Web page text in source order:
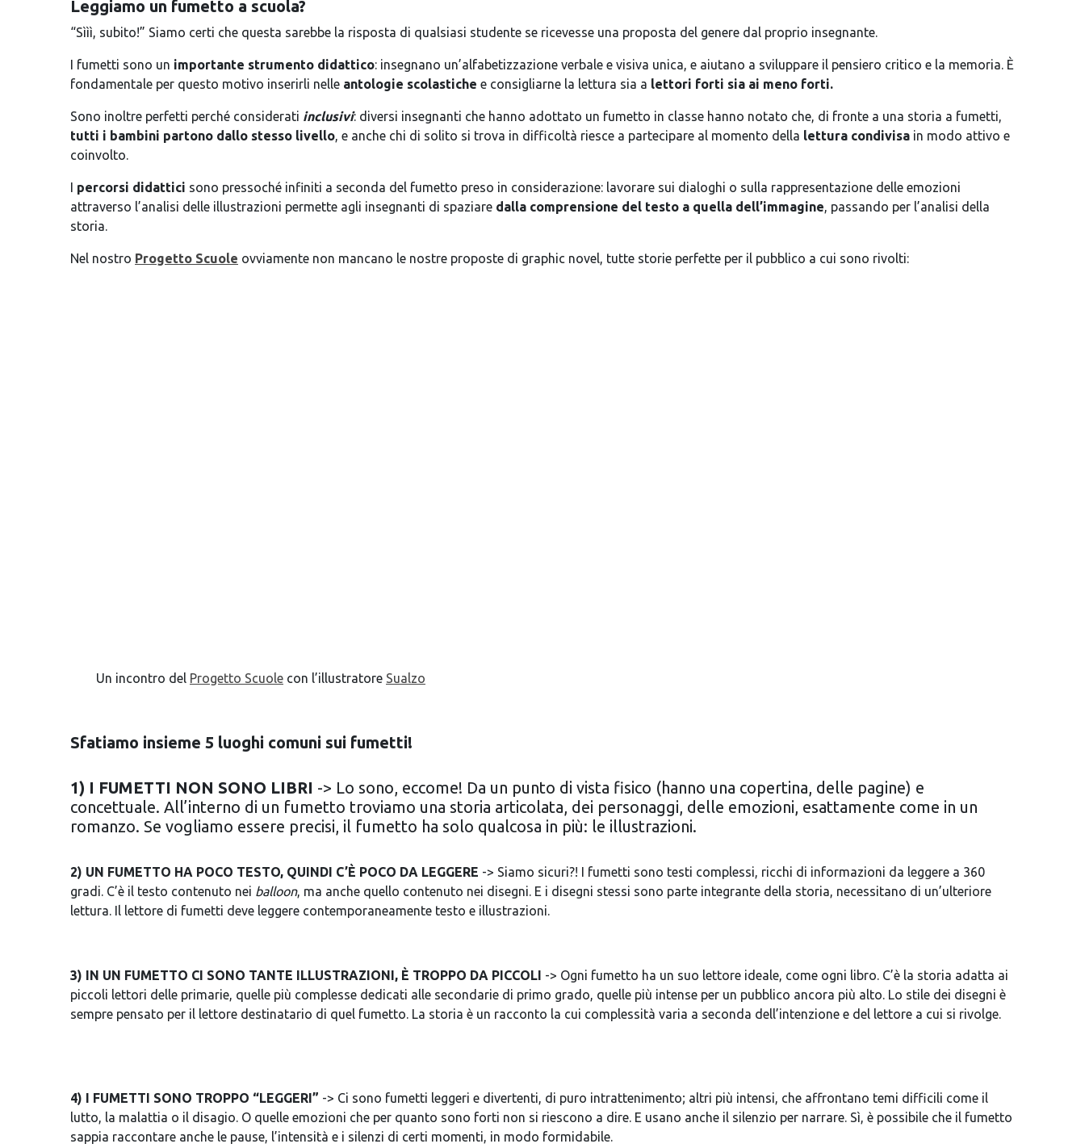
Leggiamo un fumetto a scuola?
“Sììì, subito!” Siamo certi che questa sarebbe la risposta di qualsiasi studente se ricevesse una proposta del genere dal proprio insegnante.
I fumetti sono un importante strumento didattico: insegnano un’alfabetizzazione verbale e visiva unica, e aiutano a sviluppare il pensiero critico e la memoria. È
fondamentale per questo motivo inserirli nelle antologie scolastiche e consigliarne la lettura sia a lettori forti sia ai meno forti.
Sono inoltre perfetti perché considerati inclusivi: diversi insegnanti che hanno adottato un fumetto in classe hanno notato che, di fronte a una storia a fumetti,
tutti i bambini partono dallo stesso livello, e anche chi di solito si trova in difficoltà riesce a partecipare al momento della lettura condivisa in modo attivo e
coinvolto.
I percorsi didattici sono pressoché infiniti a seconda del fumetto preso in considerazione: lavorare sui dialoghi o sulla rappresentazione delle emozioni
attraverso l’analisi delle illustrazioni permette agli insegnanti di spaziare dalla comprensione del testo a quella dell’immagine, passando per l’analisi della
storia.
Nel nostro Progetto Scuole ovviamente non mancano le nostre proposte di graphic novel, tutte storie perfette per il pubblico a cui sono rivolti:
Un incontro del Progetto Scuole con l’illustratore Sualzo
Sfatiamo insieme 5 luoghi comuni sui fumetti!
1) I FUMETTI NON SONO LIBRI -> Lo sono, eccome! Da un punto di vista fisico (hanno una copertina, delle pagine) e
concettuale. All’interno di un fumetto troviamo una storia articolata, dei personaggi, delle emozioni, esattamente come in un
romanzo. Se vogliamo essere precisi, il fumetto ha solo qualcosa in più: le illustrazioni.
2) UN FUMETTO HA POCO TESTO, QUINDI C’È POCO DA LEGGERE -> Siamo sicuri?! I fumetti sono testi complessi, ricchi di informazioni da leggere a 360
gradi. C’è il testo contenuto nei balloon, ma anche quello contenuto nei disegni. E i disegni stessi sono parte integrante della storia, necessitano di un’ulteriore
lettura. Il lettore di fumetti deve leggere contemporaneamente testo e illustrazioni.
3) IN UN FUMETTO CI SONO TANTE ILLUSTRAZIONI, È TROPPO DA PICCOLI -> Ogni fumetto ha un suo lettore ideale, come ogni libro. C’è la storia adatta ai
piccoli lettori delle primarie, quelle più complesse dedicati alle secondarie di primo grado, quelle più intense per un pubblico ancora più alto. Lo stile dei disegni è
sempre pensato per il lettore destinatario di quel fumetto. La storia è un racconto la cui complessità varia a seconda dell’intenzione e del lettore a cui si rivolge.
4) I FUMETTI SONO TROPPO “LEGGERI” -> Ci sono fumetti leggeri e divertenti, di puro intrattenimento; altri più intensi, che affrontano temi difficili come il
lutto, la malattia o il disagio. O quelle emozioni che per quanto sono forti non si riescono a dire. E usano anche il silenzio per narrare. Sì, è possibile che il fumetto
sappia raccontare anche le pause, l’intensità e i silenzi di certi momenti, in modo formidabile.